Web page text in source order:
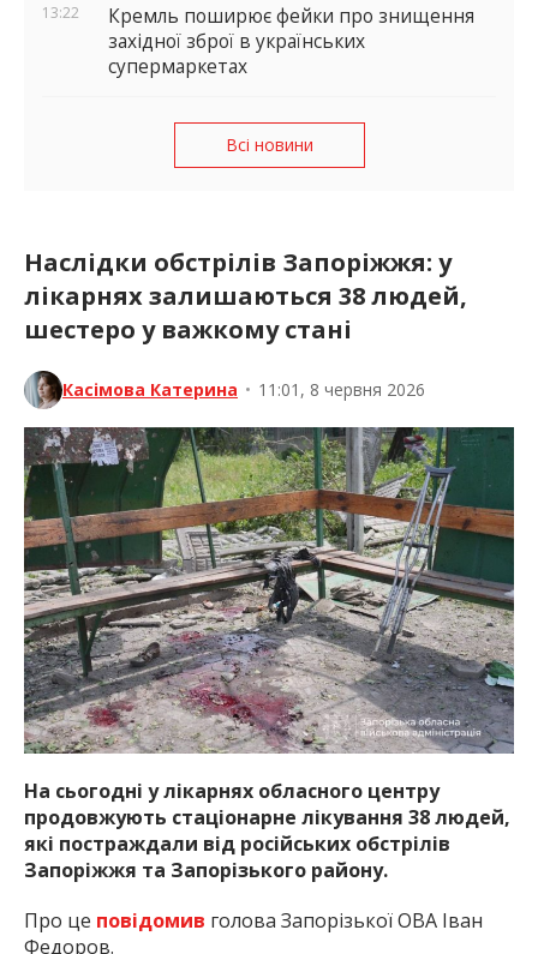
13:22
Кремль поширює фейки про знищення
західної зброї в українських
супермаркетах
Всі новини
Наслідки обстрілів Запоріжжя: у
лікарнях залишаються 38 людей,
шестеро у важкому стані
Касімова Катерина • 11:01, 8 червня 2026
На сьогодні у лікарнях обласного центру
продовжують стаціонарне лікування 38 людей,
які постраждали від російських обстрілів
Запоріжжя та Запорізького району.
Про це повідомив голова Запорізької ОВА Іван
Федоров.